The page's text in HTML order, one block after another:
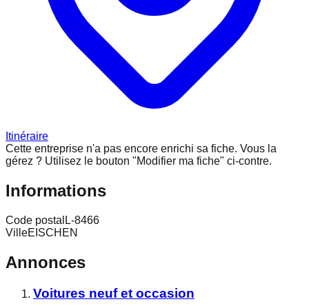
Itinéraire
Cette entreprise n'a pas encore enrichi sa fiche. Vous la
gérez ? Utilisez le bouton "Modifier ma fiche" ci-contre.
Informations
Code postal L-8466
VilleEISCHEN
Annonces
Voitures neuf et occasion